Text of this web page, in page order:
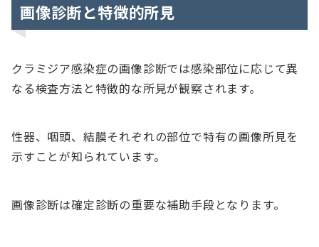
画像診断と特徴的所見
クラミジア感染症の画像診断では感染部位に応じて異
なる検査方法と特徴的な所見が観察されます。
性器、咽頭、結膜それぞれの部位で特有の画像所見を
示すことが知られています。
画像診断は確定診断の重要な補助手段となります。